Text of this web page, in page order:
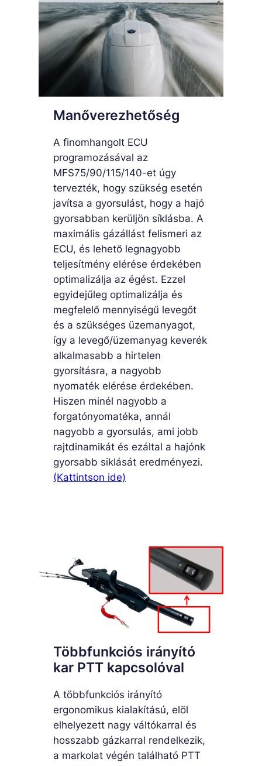
Manőverezhetőség
A finomhangolt ECU
programozásával az
MFS75/90/115/140-et úgy
tervezték, hogy szükség esetén
javítsa a gyorsulást, hogy a hajó
gyorsabban kerüljön síklásba. A
maximális gázállást felismeri az
ECU, és lehető legnagyobb
teljesítmény elérése érdekében
optimalizálja az égést. Ezzel
egyidejűleg optimalizálja és
megfelelő mennyiségű levegőt
és a szükséges üzemanyagot,
így a levegő/üzemanyag keverék
alkalmasabb a hirtelen
gyorsításra, a nagyobb
nyomaték elérése érdekében.
Hiszen minél nagyobb a
forgatónyomatéka, annál
nagyobb a gyorsulás, ami jobb
rajtdinamikát és ezáltal a hajónk
gyorsabb siklását eredményezi.
(Kattintson ide)
Többfunkciós irányító
kar PTT kapcsolóval
A többfunkciós irányító
ergonomikus kialakítású, elöl
elhelyezett nagy váltókarral és
hosszabb gázkarral rendelkezik,
a markolat végén található PTT